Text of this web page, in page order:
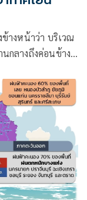
างหน้าว่า บริเวณ
กลางถึงค่อนข้าง